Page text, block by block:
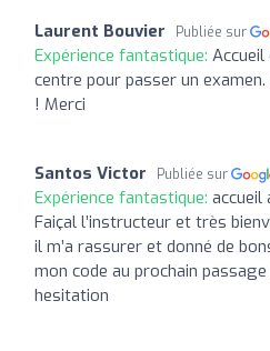
Laurent Bouvier Publiée sur
Expérience fantastique:
centre pour passer un
! Merci
Santos Victor Publiée sur
Expérience fantastique: accueil
Faiçal l’instructeur et très
il m’a rassurer et donné de
mon code au prochain
hesitation